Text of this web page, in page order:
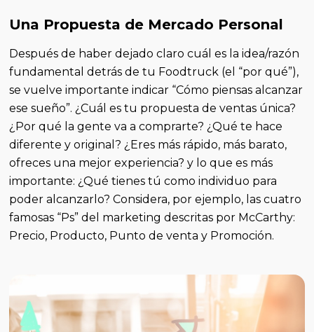
Una Propuesta de Mercado Personal
Después de haber dejado claro cuál es la idea/razón
fundamental detrás de tu Foodtruck (el “por qué”),
se vuelve importante indicar “Cómo piensas alcanzar
ese sueño”. ¿Cuál es tu propuesta de ventas única?
¿Por qué la gente va a comprarte? ¿Qué te hace
diferente y original? ¿Eres más rápido, más barato,
ofreces una mejor experiencia? y lo que es más
importante: ¿Qué tienes tú como individuo para
poder alcanzarlo? Considera, por ejemplo, las cuatro
famosas “Ps” del marketing descritas por McCarthy:
Precio, Producto, Punto de venta y Promoción.